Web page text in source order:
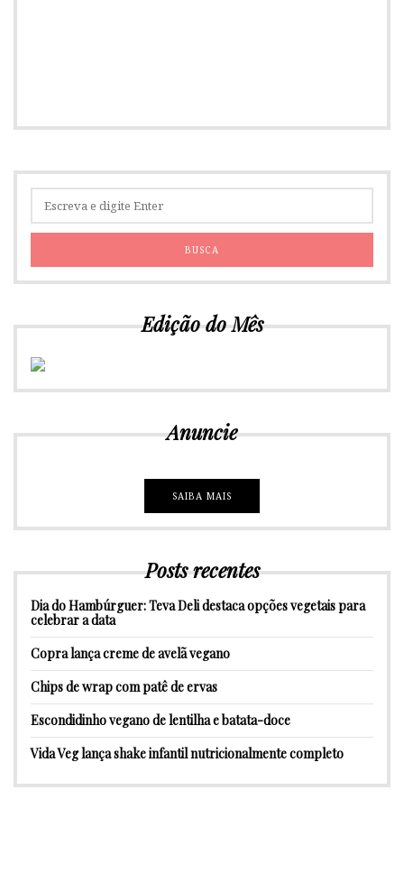
Edição do Mês
Anuncie
SAIBA MAIS
Posts recentes
Dia do Hambúrguer: Teva Deli destaca opções vegetais para
celebrar a data
Copra lança creme de avelã vegano
Chips de wrap com patê de ervas
Escondidinho vegano de lentilha e batata-doce
Vida Veg lança shake infantil nutricionalmente completo